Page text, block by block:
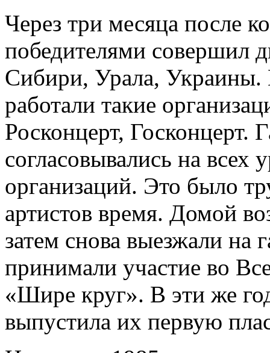
Через три месяца после
победителями совершил
Сибири, Урала, Украины.
работали такие
Росконцерт, Госконцерт.
согласовывались на всех
организаций. Это было
артистов время. Домой
затем снова выезжали на
принимали участие во
«Шире круг». В эти же
выпустила их первую